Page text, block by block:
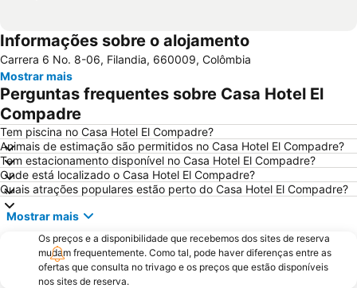
Informações sobre o alojamento
Carrera 6 No. 8-06, Filandia, 660009, Colômbia
Mostrar mais
Perguntas frequentes sobre Casa Hotel El
Compadre
Tem piscina no Casa Hotel El Compadre?
Animais de estimação são permitidos no Casa Hotel El Compadre?
Tem estacionamento disponível no Casa Hotel El Compadre?
Onde está localizado o Casa Hotel El Compadre?
Quais atrações populares estão perto do Casa Hotel El Compadre?
Mostrar mais
Os preços e a disponibilidade que recebemos dos sites de reserva
mudam frequentemente. Como tal, pode haver diferenças entre as
ofertas que consulta no trivago e os preços que estão disponíveis
nos sites de reserva.